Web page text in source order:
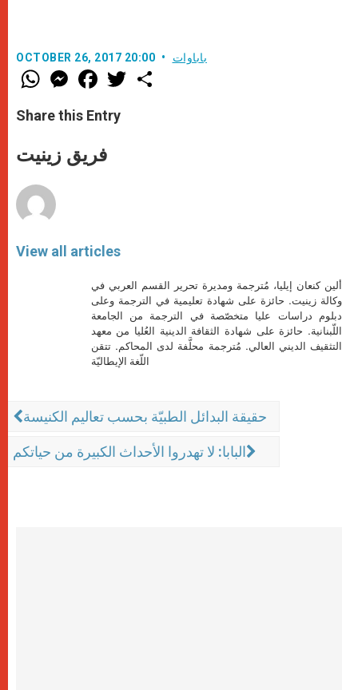
OCTOBER 26, 2017 20:00 باباوات
W
h
t
s
p
p
M
e
s
e
g
e
F
a
e
b
o
k
w
Share this Entry
فريق زينيت
View all articles
ألين كنعان إيليا، مُترجمة ومديرة تحرير القسم العربي في
وكالة زينيت. حائزة على شهادة تعليمية في الترجمة وعلى
دبلوم دراسات عليا متخصّصة في الترجمة من الجامعة
اللّبنانية. حائزة على شهادة الثقافة الدينية العُليا من معهد
التثقيف الديني العالي. مُترجمة محلَّفة لدى المحاكم. تتقن
اللّغة الإيطاليّة
حقيقة البدائل الطبيّة بحسب تعاليم الكنيسة
البابا: لا تهدروا الأحداث الكبيرة من حياتكم